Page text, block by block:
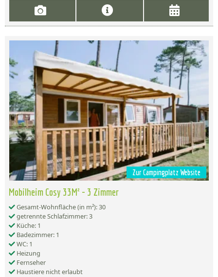
Zur Campingplatz Website
Mobilheim Cosy 33M² - 3 Zimmer
Gesamt-Wohnfläche (in m²): 30
getrennte Schlafzimmer: 3
Küche: 1
Badezimmer: 1
WC: 1
Heizung
Fernseher
Haustiere nicht erlaubt